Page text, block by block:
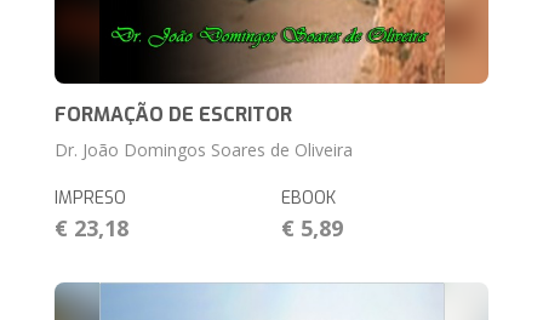
FORMAÇÃO DE ESCRITOR
Dr. João Domingos Soares de Oliveira
IMPRESO
€ 23,18
EBOOK
€ 5,89